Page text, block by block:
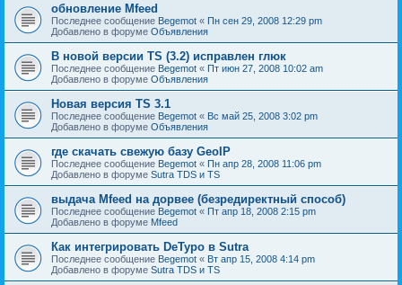
обновление Mfeed
Последнее сообщение Begemot « Пн сен 29, 2008 12:29 pm
Добавлено в форуме Объявления
В новой версии TS (3.2) исправлен глюк
Последнее сообщение Begemot « Пт июн 27, 2008 10:02 am
Добавлено в форуме Объявления
Новая версия TS 3.1
Последнее сообщение Begemot « Вс май 25, 2008 3:02 pm
Добавлено в форуме Объявления
где скачать свежую базу GeoIP
Последнее сообщение Begemot « Пн апр 28, 2008 11:06 pm
Добавлено в форуме Sutra TDS и TS
выдача Mfeed на дорвее (безредиректный способ)
Последнее сообщение Begemot « Пт апр 18, 2008 2:15 pm
Добавлено в форуме Mfeed
Как интегрировать DeTypo в Sutra
Последнее сообщение Begemot « Вт апр 15, 2008 4:14 pm
Добавлено в форуме Sutra TDS и TS